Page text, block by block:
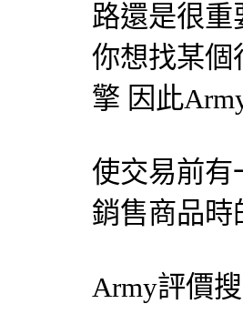
路還是很重
你想找某個
擎 因此
使交易前有
銷售商品時
Army評價